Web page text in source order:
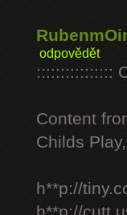
odpovědět
::::::::::::::::
Content
Childs
h**p://